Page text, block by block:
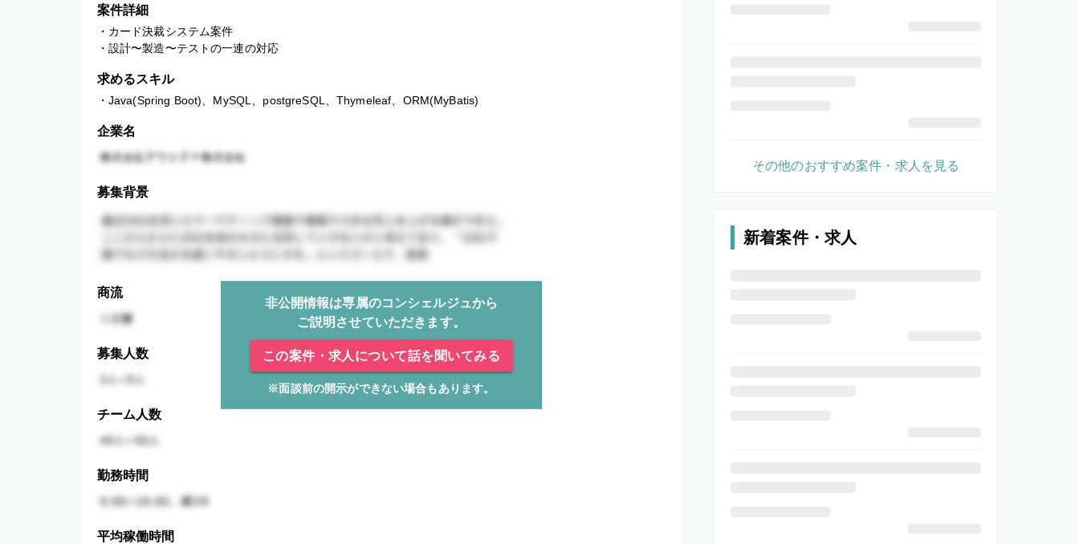
案件詳細
・カード決裁システム案件
・設計〜製造〜テストの一連の対応
求めるスキル
・Java(Spring Boot)、MySQL、postgreSQL、Thymeleaf、ORM(MyBatis)
企業名
募集背景
商流
非公開情報は専属のコンシェルジュから
ご説明させていただきます。
この案件・求人について話を聞いてみる
※面談前の開示ができない場合もあります。
募集人数
チーム人数
勤務時間
平均稼働時間
その他のおすすめ案件・求人を見る
新着案件・求人